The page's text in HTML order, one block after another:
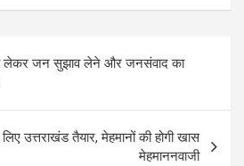
s
p
p
e
लेकर जन सुझाव लेने और जनसंवाद का
उत्तराखंड तैयार, मेहमानों की होगी खास
मेहमाननवाजी